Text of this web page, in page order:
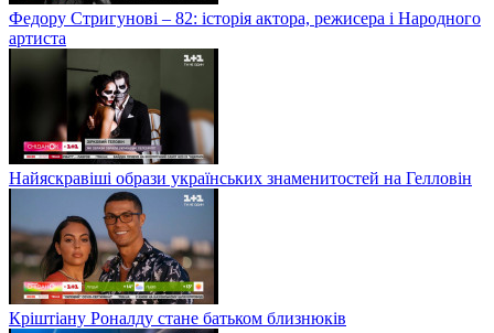
Федору Стригунові – 82: історія актора, режисера і Народного
артиста
Найяскравіші образи українських знаменитостей на Гелловін
Кріштіану Роналду стане батьком близнюків